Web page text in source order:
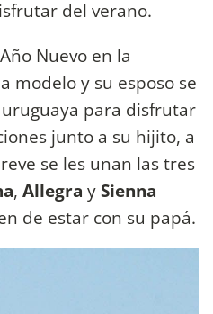
del verano.
Nuevo en la
modelo y su esposo se
para disfrutar
junto a su hijito, a
se les unan las tres
, Allegra ySienna
de estar con su papá.